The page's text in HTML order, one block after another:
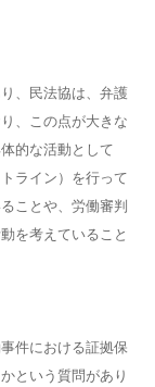
、民法協は、弁護
、この点が大きな
的な活動として
ライン）を行って
ことや、労働審判
を考えていること
件における証拠保
という質問があり